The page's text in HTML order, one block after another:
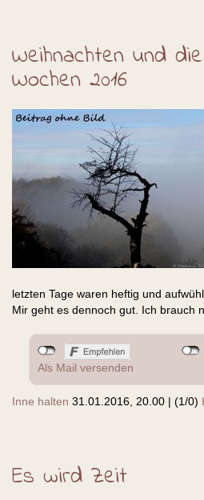
Weihnachten und
Wochen 2016
letzten Tage waren heftig und
Mir geht es dennoch gut. Ich brauch
Als Mail versenden
Inne halten 31.01.2016, 20.00 | (1/0)
Es wird Zeit